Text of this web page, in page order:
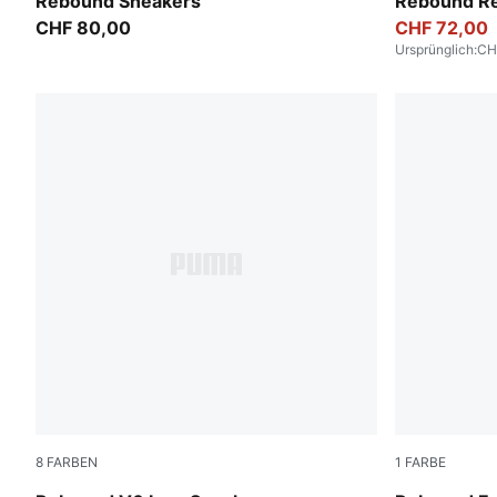
CHF 80,00
CHF 72,00
Ursprünglich:
8 FARBEN 1 FARBE